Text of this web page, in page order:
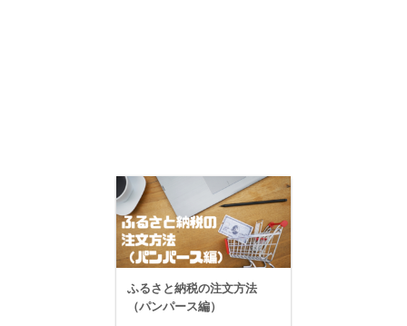
ふるさと納税の注文方法
（パンパース編）